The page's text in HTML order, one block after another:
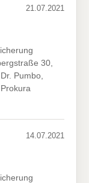
21.07.2021
30,
Pumbo,
14.07.2021